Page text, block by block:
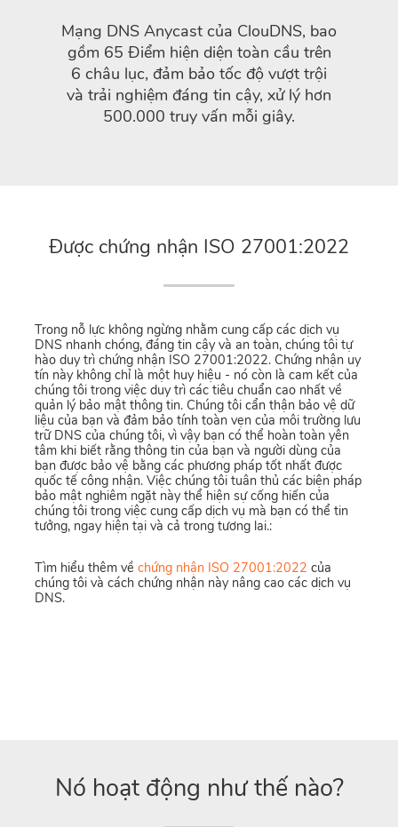
Mạng DNS Anycast của ClouDNS, bao
gồm 65 Điểm hiện diện toàn cầu trên
6 châu lục, đảm bảo tốc độ vượt trội
và trải nghiệm đáng tin cậy, xử lý hơn
500.000 truy vấn mỗi giây.
Được chứng nhận ISO 27001:2022
Trong nỗ lực không ngừng nhằm cung cấp các dịch vụ
DNS nhanh chóng, đáng tin cậy và an toàn, chúng tôi tự
hào duy trì chứng nhận ISO 27001:2022. Chứng nhận uy
tín này không chỉ là một huy hiệu - nó còn là cam kết của
chúng tôi trong việc duy trì các tiêu chuẩn cao nhất về
quản lý bảo mật thông tin. Chúng tôi cẩn thận bảo vệ dữ
liệu của bạn và đảm bảo tính toàn vẹn của môi trường lưu
trữ DNS của chúng tôi, vì vậy bạn có thể hoàn toàn yên
tâm khi biết rằng thông tin của bạn và người dùng của
bạn được bảo vệ bằng các phương pháp tốt nhất được
quốc tế công nhận. Việc chúng tôi tuân thủ các biện pháp
bảo mật nghiêm ngặt này thể hiện sự cống hiến của
chúng tôi trong việc cung cấp dịch vụ mà bạn có thể tin
tưởng, ngay hiện tại và cả trong tương lai.:
Tìm hiểu thêm về chứng nhận ISO 27001:2022 của
chúng tôi và cách chứng nhận này nâng cao các dịch vụ
DNS.
Nó hoạt động như thế nào?